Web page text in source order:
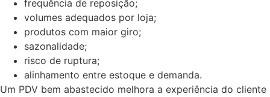
frequência de reposição;
volumes adequados por loja;
produtos com maior giro;
sazonalidade;
risco de ruptura;
alinhamento entre estoque e demanda.
Um PDV bem abastecido melhora a experiência do cliente